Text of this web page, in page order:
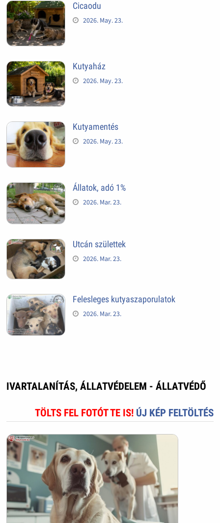
Cicaodu
2026. May. 23.
Kutyaház
2026. May. 23.
Kutyamentés
2026. May. 23.
Állatok, adó 1%
2026. Mar. 23.
Utcán születtek
2026. Mar. 23.
Felesleges kutyaszaporulatok
2026. Mar. 23.
IVARTALANÍTÁS, ÁLLATVÉDELEM - ÁLLATVÉDŐ
TÖLTS FEL FOTÓT TE IS! ÚJ KÉP FELTÖLTÉS